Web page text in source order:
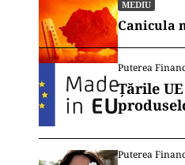
MEDIU
Canicula
Puterea
Țările
Puterea